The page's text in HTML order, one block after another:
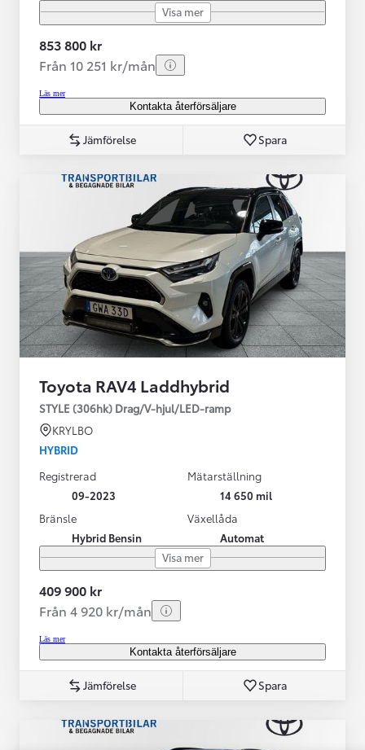
Visa mer
853 800 kr
Från 10 251 kr/mån
Läs mer
Kontakta återförsäljare
Jämförelse Spara
Toyota RAV4 Laddhybrid
STYLE (306hk) Drag/V-hjul/LED-ramp
KRYLBO
HYBRID
Registrerad
09-2023
Mätarställning
14 650 mil
Bränsle
Hybrid Bensin
Växellåda
Automat
Visa mer
409 900 kr
Från 4 920 kr/mån
Läs mer
Kontakta återförsäljare
Jämförelse Spara